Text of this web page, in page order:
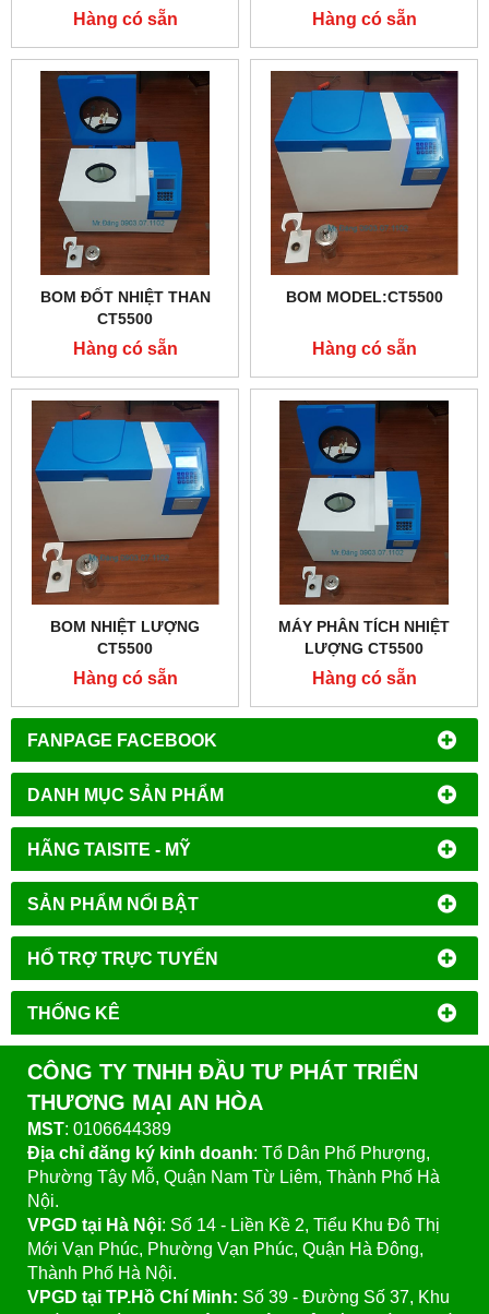
FANPAGE FACEBOOK
DANH MỤC SẢN PHẨM
HÃNG TAISITE - MỸ
SẢN PHẨM NỔI BẬT
HỔ TRỢ TRỰC TUYẾN
THỐNG KÊ
5500
Hàng có sẵn Hàng có sẵn
BOM ĐỐT NHIỆT THAN
CT5500
Hàng có sẵn
BOM MODEL:CT5500
Hàng có sẵn
BOM NHIỆT LƯỢNG
CT5500
Hàng có sẵn
MÁY PHÂN TÍCH NHIỆT
LƯỢNG CT5500
Hàng có sẵn
CÔNG TY TNHH ĐẦU TƯ PHÁT TRIỂN
THƯƠNG MẠI AN HÒA
MST: 0106644389
Địa chỉ đăng ký kinh doanh: Tổ Dân Phố Phượng,
Phường Tây Mỗ, Quận Nam Từ Liêm, Thành Phố Hà
Nội.
VPGD tại Hà Nội: Số 14 - Liền Kề 2, Tiểu Khu Đô Thị
Mới Vạn Phúc, Phường Vạn Phúc, Quận Hà Đông,
Thành Phố Hà Nội.
VPGD tại TP.Hồ Chí Minh: Số 39 - Đường Số 37, Khu